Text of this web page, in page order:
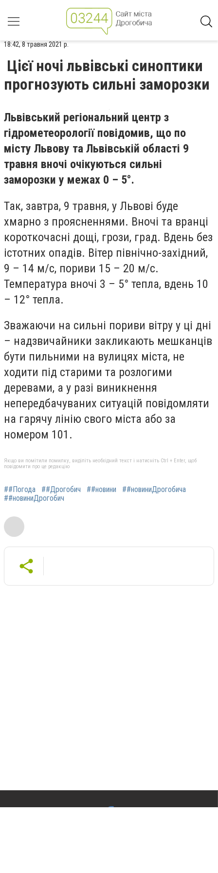
18:42, 8 травня 2021 р.
Цієї ночі львівські синоптики
прогнозують сильні заморозки
Львівський регіональний центр з
гідрометеорології повідомив, що по
місту Львову та Львівській області 9
травня вночі очікуються сильні
заморозки у межах 0 – 5°.
Так, завтра, 9 травня, у Львові буде
хмарно з проясненнями. Вночі та вранці
короткочасні дощі, грози, град. Вдень без
істотних опадів. Вітер північно-західний,
9 – 14 м/с, пориви 15 – 20 м/с.
Температура вночі 3 – 5° тепла, вдень 10
– 12° тепла.
Зважаючи на сильні пориви вітру у ці дні
– надзвичайники закликають мешканців
бути пильними на вулицях міста, не
ходити під старими та розлогими
деревами, а у разі виникнення
непередбачуваних ситуацій повідомляти
на гарячу лінію свого міста або за
номером 101.
Якщо ви помітили помилку, виділіть необхідний текст і натисніть Ctrl + Enter, щоб
повідомити про це редакцію
##Погода ##Дрогобич ##новини
##новиниДрогобича
##новиниДрогобич